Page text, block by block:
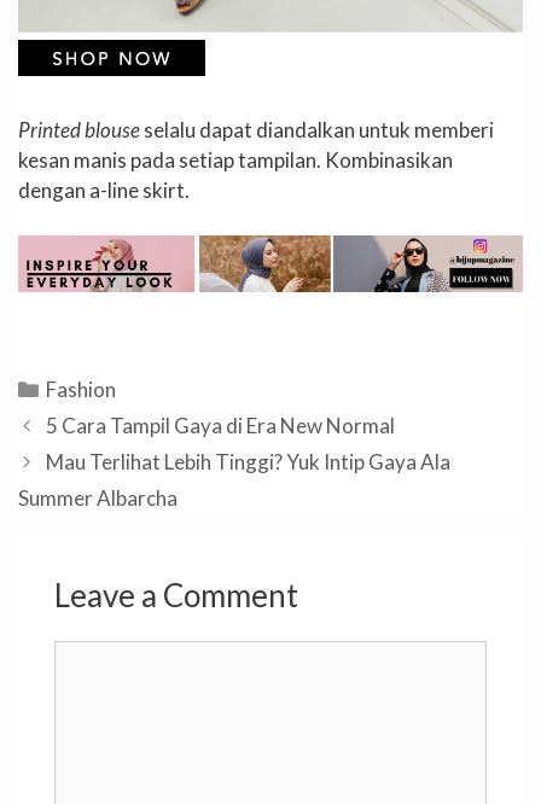
Printed blouseselalu dapat diandalkan untuk memberi
kesan manis pada setiap tampilan. Kombinasikan
dengan a-line skirt.
Categories
Fashion
5 Cara Tampil Gaya di Era New Normal
Mau Terlihat Lebih Tinggi? Yuk Intip Gaya Ala
Summer Albarcha
Leave a Comment